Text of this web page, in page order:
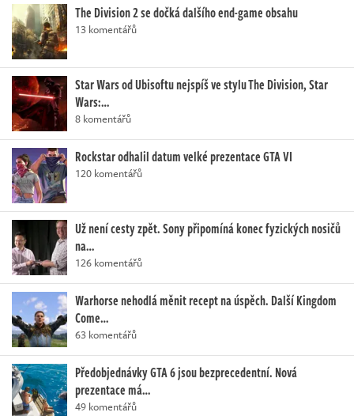
The Division 2 se dočká dalšího end-game obsahu
13 komentářů
Star Wars od Ubisoftu nejspíš ve stylu The Division, Star
Wars:…
8 komentářů
Rockstar odhalil datum velké prezentace GTA VI
120 komentářů
Už není cesty zpět. Sony připomíná konec fyzických nosičů
na…
126 komentářů
Warhorse nehodlá měnit recept na úspěch. Další Kingdom
Come…
63 komentářů
Předobjednávky GTA 6 jsou bezprecedentní. Nová
prezentace má…
49 komentářů